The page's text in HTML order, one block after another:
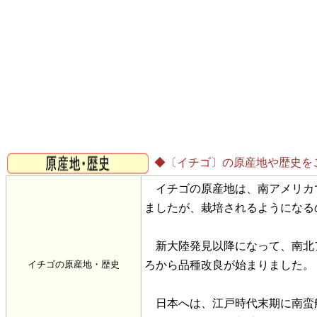
◆〔イチゴ〕の原産地や歴史を
イチゴの原産地・歴史
イチゴの原産地は、南アメリカ
ましたが、栽培されるようにな
新大陸発見以降になって、南北
ろから品種改良が始まりました。
日本へは、江戸時代末期に南蛮